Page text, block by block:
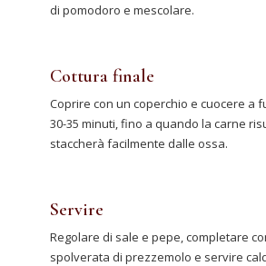
di pomodoro e mescolare.
Cottura finale
Coprire con un coperchio e cuocere a
30-35 minuti, fino a quando la carne
staccherà facilmente dalle ossa.
Servire
Regolare di sale e pepe, completare
spolverata di prezzemolo e servire